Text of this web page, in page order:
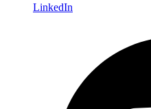
LinkedIn